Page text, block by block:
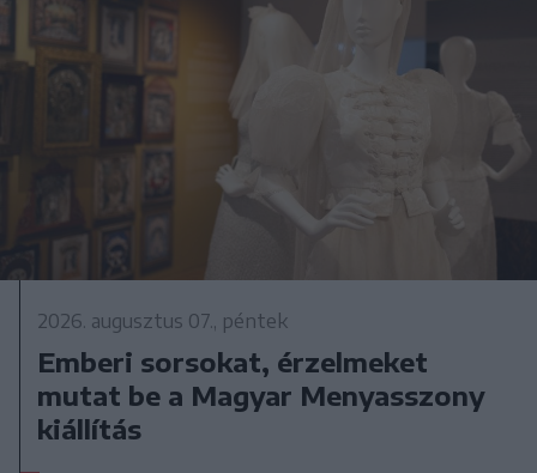
2026. augusztus 07., péntek
Emberi sorsokat, érzelmeket
mutat be a Magyar Menyasszony
kiállítás